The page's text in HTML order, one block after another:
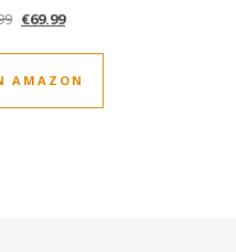
El precio original era: €79.99.
€69.99El precio actual es: €69.99.
AMAZON